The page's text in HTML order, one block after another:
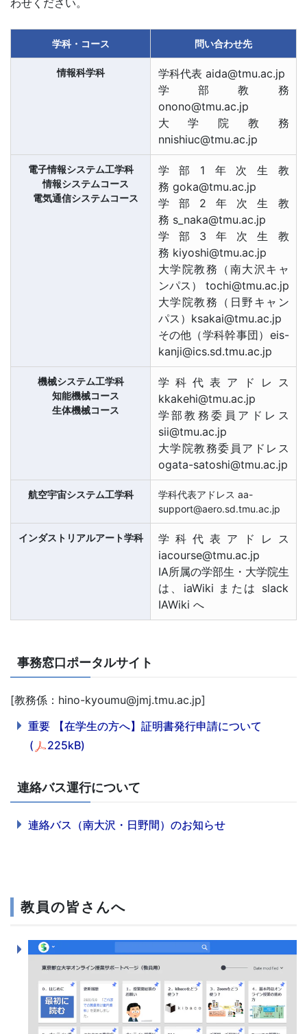
わせください。
学科・コース 問い合わせ先
情報科学科
学科代表 aida@tmu.ac.jp
学部教務
onono@tmu.ac.jp
大学院教務
nnishiuc@tmu.ac.jp
電子情報システム工学科
情報システムコース
電気通信システムコース
学部1年次生教
務 goka@tmu.ac.jp
学部2年次生教
務 s_naka@tmu.ac.jp
学部3年次生教
務 kiyoshi@tmu.ac.jp
大学院教務（南大沢キャ
ンパス） tochi@tmu.ac.jp
大学院教務（日野キャン
パス）ksakai@tmu.ac.jp
その他（学科幹事団）eis-
kanji@ics.sd.tmu.ac.jp
機械システム工学科
知能機械コース
生体機械コース
学科代表アドレス
kkakehi@tmu.ac.jp
学部教務委員アドレス
sii@tmu.ac.jp
大学院教務委員アドレス
ogata-satoshi@tmu.ac.jp
航空宇宙システム工学科
学科代表アドレス aa-
support@aero.sd.tmu.ac.jp
インダストリアルアート学科
学科代表アドレス
iacourse@tmu.ac.jp
IA所属の学部生・大学院生
は、iaWiki または slack
IAWiki へ
事務窓口ポータルサイト
[教務係：hino-kyoumu@jmj.tmu.ac.jp]
重要 【在学生の方へ】証明書発行申請について
(
225kB)
連絡バス運行について
連絡バス（南大沢・日野間）のお知らせ
教員の皆さんへ